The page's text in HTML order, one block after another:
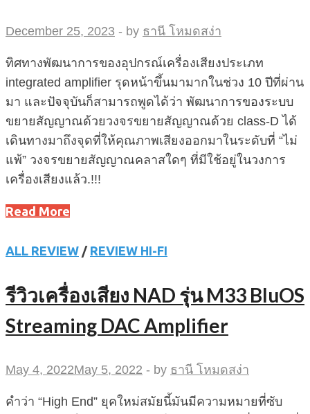
December 25, 2023 - by ธานี โหมดสง่า
ทิศทางพัฒนาการของอุปกรณ์เครื่องเสียงประเภท
integrated amplifier รุดหน้าขึ้นมามากในช่วง 10 ปีที่ผ่าน
มา และปัจจุบันก็สามารถพูดได้ว่า พัฒนาการของระบบ
ขยายสัญญาณด้วยวงจรขยายสัญญาณด้วย class-D ได้
เดินทางมาถึงจุดที่ให้คุณภาพเสียงออกมาในระดับที่ “ไม่
แพ้” วงจรขยายสัญญาณคลาสใดๆ ที่มีใช้อยู่ในวงการ
เครื่องเสียงแล้ว.!!!
Read More
ALL REVIEW / REVIEW HI-FI
รีวิวเครื่องเสียง NAD รุ่น M33 BluOS
Streaming DAC Amplifier
May 4, 2022May 5, 2022 - by ธานี โหมดสง่า
คำว่า “High End” ยุคใหม่สมัยนี้มันมีความหมายที่ซับ